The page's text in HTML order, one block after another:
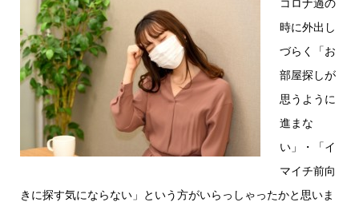
時に外出し
づらく「お
部屋探しが
思うように
進まな
い」・「イ
マイチ前向
きに探す気にならない」という方がいらっしゃったかと思いま